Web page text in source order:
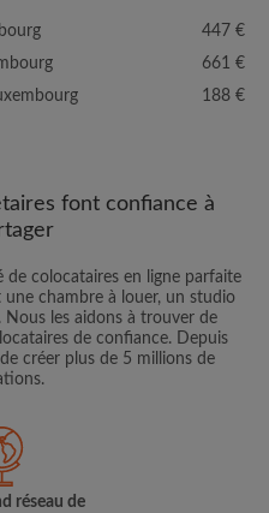
447 €
661 €
188 €
font confiance à
colocataires en ligne parfaite
chambre à louer, un studio
les aidons à trouver de
de confiance. Depuis
créer plus de 5 millions de
réseau de